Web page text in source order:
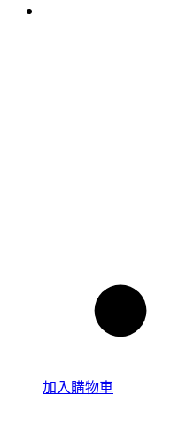
加入購物車